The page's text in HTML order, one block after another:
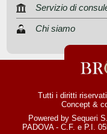
Servizio di
Chi siamo
Tutti i diritti
Concept &
Powered by Sequeri
PADOVA - C.F. e P.I.